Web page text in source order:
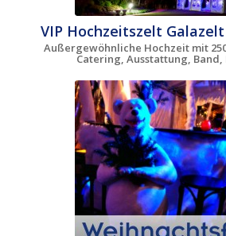
VIP Hochzeitszelt
Außergewöhnliche Hochzeit mit
Catering, Ausstattung,